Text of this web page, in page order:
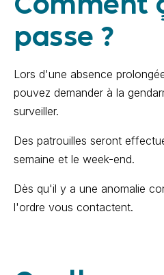
Comment
passe ?
Lors d'une absence
pouvez demander à la
surveiller.
Des patrouilles seront
semaine et le week-end.
Dès qu'il y a une anomalie
l'ordre vous contactent.